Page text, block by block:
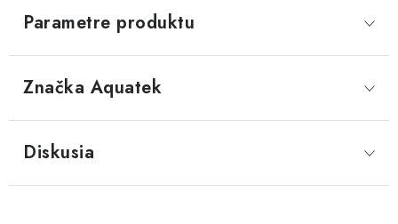
Parametre produktu
Značka Aquatek
Diskusia